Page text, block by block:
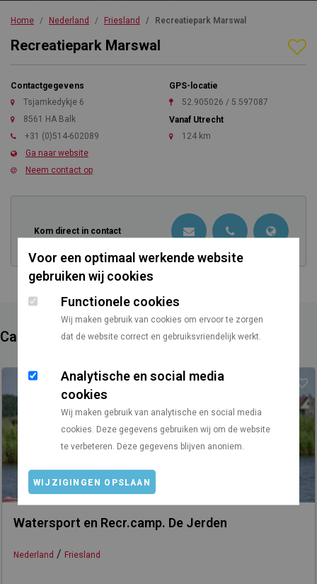
Voor een optimaal werkende website
gebruiken wij cookies
Functionele cookies
Wij maken gebruik van cookies om ervoor te zorgen
dat de website correct en gebruiksvriendelijk werkt.
Analytische en social media
cookies
Wij maken gebruik van analytische en social media
cookies. Deze gegevens gebruiken wij om de website
te verbeteren. Deze gegevens blijven anoniem.
WIJZIGINGEN OPSLAAN
Recreatiepark Marswal
Contactgegevens
Tsjamkedykje 6
8561 HA Balk
+31 (0)514-602089
Ga naar website
Neem contact op
GPS-locatie
52.905026 / 5.597087
Vanaf Utrecht
124 km
Kom direct in contact
Home Nederland Friesland Recreatiepark Marswal
Campings in de buurt
Watersport en Recr.camp. De Jerden
Nederland / Friesland